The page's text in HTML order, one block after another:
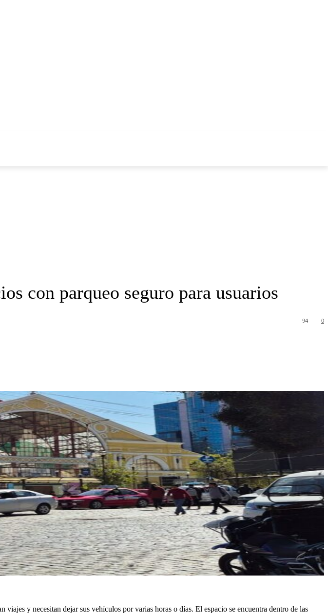
con parqueo seguro para usuarios
0
94
y necesitan dejar sus vehículos por varias horas o días. El espacio se encuentra dentro de las